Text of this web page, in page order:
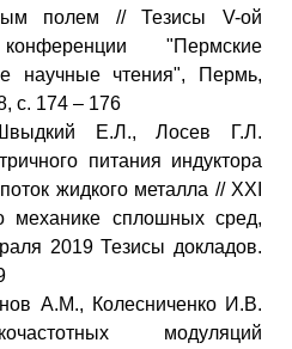
полем // Тезисы V-ой
"Пермские
научные чтения", Пермь,
с. 174 – 176
Е.Л., Лосев Г.Л.
питания индуктора
жидкого металла // ХXI
сплошных сред,
2019 Тезисы докладов.
А.М., Колесниченко И.В.
модуляций